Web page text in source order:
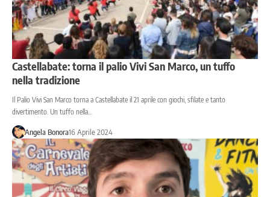
Castellabate: torna il palio Vivi San Marco, un tuffo
nella tradizione
Il Palio Vivi San Marco torna a Castellabate il 21 aprile con giochi, sfilate e tanto
divertimento. Un tuffo nella…
Angela Bonora16 Aprile 2024